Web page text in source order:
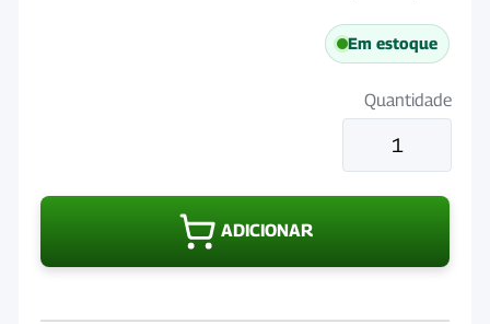
Em estoque
Quantidade
Probiotico
Biobac
34g
ADICIONAR